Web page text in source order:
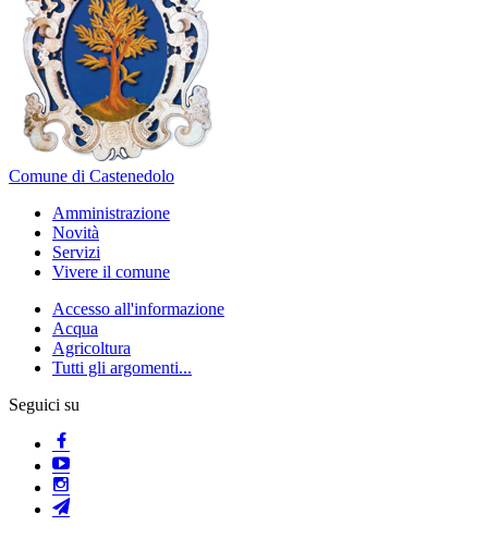
Comune di Castenedolo
Amministrazione
Novità
Servizi
Vivere il comune
Accesso all'informazione
Acqua
Agricoltura
Tutti gli argomenti...
Seguici su